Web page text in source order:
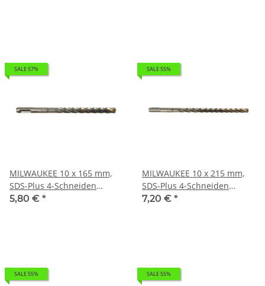
SALE 57%
MILWAUKEE 10 x 165 mm,
SDS-Plus 4-Schneiden
Hammerbohrer MX4 SDS-
5,80 € *
SALE 55%
MILWAUKEE 10 x 215 mm,
SDS-Plus 4-Schneiden
Hammerbohrer MX4 SDS-
7,20 € *
SALE 55% SALE 55%